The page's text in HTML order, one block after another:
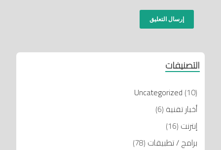
التصنيفات
Uncategorized (10)
أخبار تقنية (6)
إنترنت (16)
برامج / تطبيقات (78)